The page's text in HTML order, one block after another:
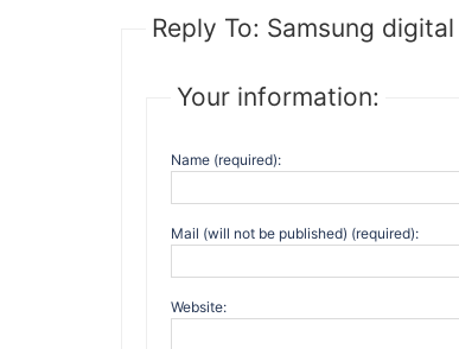
Reply To: Samsung
Your information:
Name (required):
Mail (will not be published) (required):
Website: